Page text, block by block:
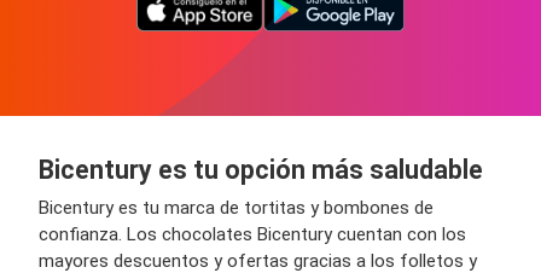
Bicentury es tu opción más saludable
Bicentury es tu marca de tortitas y bombones de
confianza. Los chocolates Bicentury cuentan con los
mayores descuentos y ofertas gracias a los folletos y